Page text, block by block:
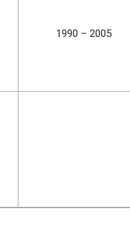
1990 – 2005